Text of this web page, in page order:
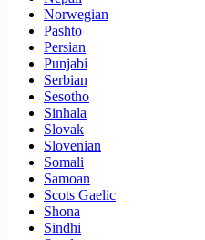
Norwegian
Pashto
Persian
Punjabi
Serbian
Sesotho
Sinhala
Slovak
Slovenian
Somali
Samoan
Scots Gaelic
Shona
Sindhi